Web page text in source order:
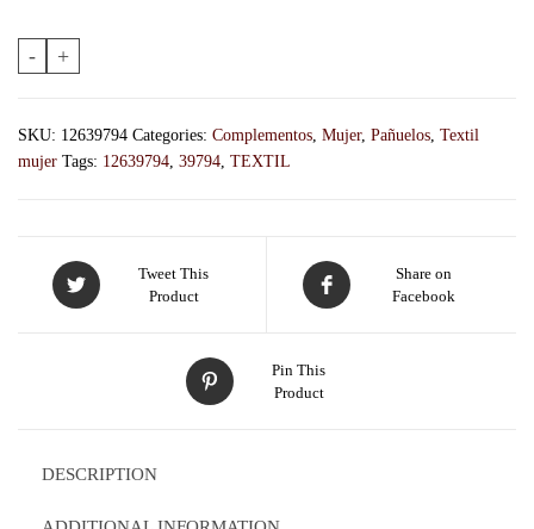
- +
SKU: 12639794 Categories: Complementos, Mujer, Pañuelos, Textil
mujer Tags: 12639794, 39794, TEXTIL
Tweet This
Product
Share on
Facebook
Pin This
Product
DESCRIPTION